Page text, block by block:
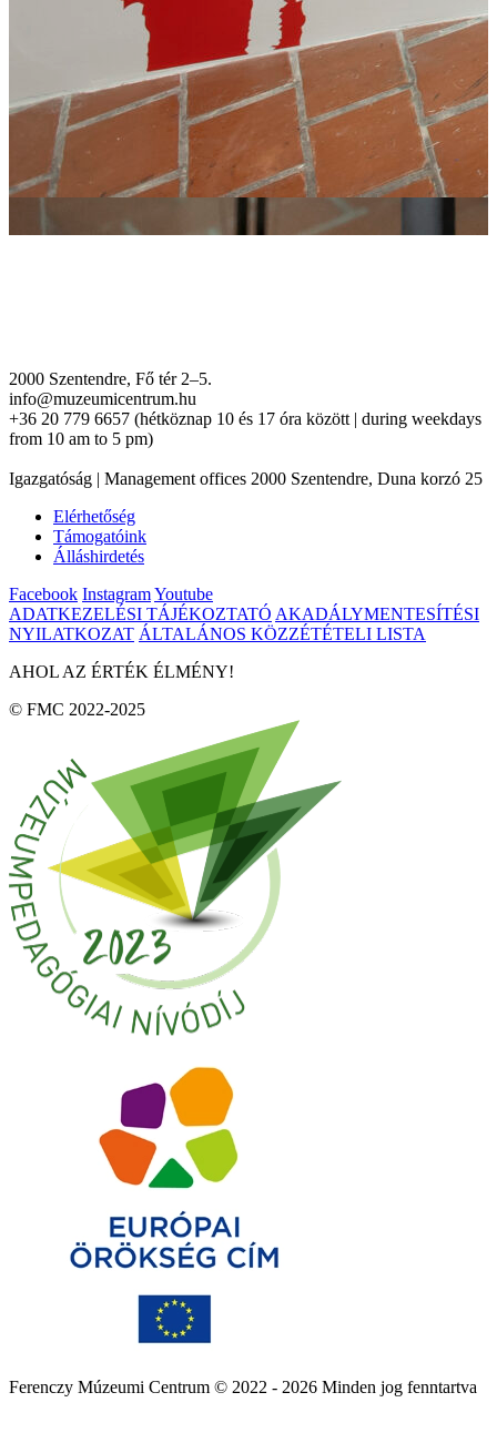
2000 Szentendre, Fő tér 2–5.
info@muzeumicentrum.hu
+36 20 779 6657 (hétköznap 10 és 17 óra között | during weekdays
from 10 am to 5 pm)
Igazgatóság | Management offices 2000 Szentendre, Duna korzó 25
Elérhetőség
Támogatóink
Álláshirdetés
Facebook InstagramYoutube
ADATKEZELÉSI TÁJÉKOZTATÓ AKADÁLYMENTESÍTÉSI
NYILATKOZAT ÁLTALÁNOS KÖZZÉTÉTELI LISTA
AHOL AZ ÉRTÉK ÉLMÉNY!
© FMC 2022-2025
Ferenczy Múzeumi Centrum © 2022 - 2026 Minden jog fenntartva